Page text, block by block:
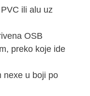
ili alu uz
OSB
preko koje ide
nexe u boji po